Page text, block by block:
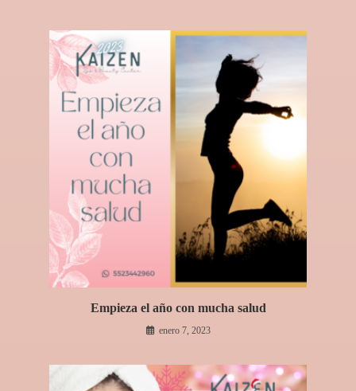
Empieza el año con mucha salud
enero 7, 2023